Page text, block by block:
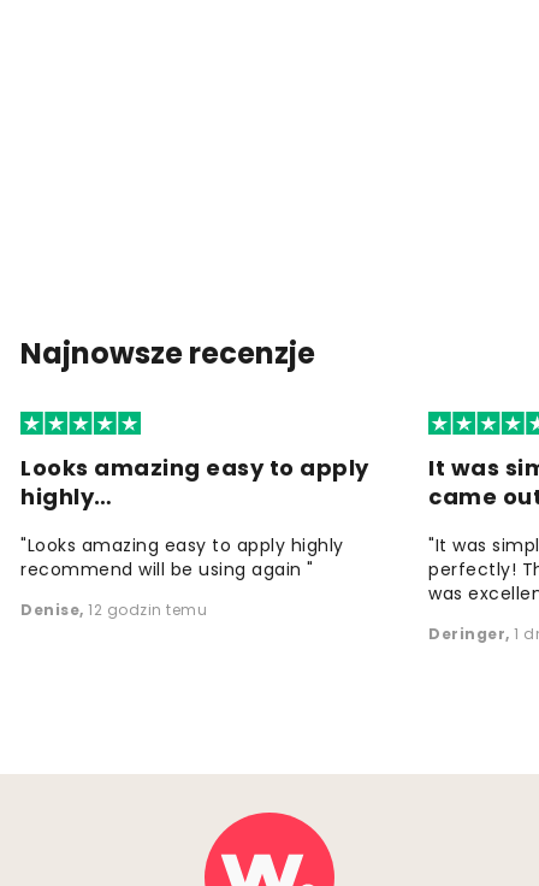
Najnowsze recenzje
Looks amazing easy to apply
highly…
"Looks amazing easy to apply highly
recommend will be using again "
Denise, 12 godzin temu
It was
came
"It was
perfectly!
was
Deringer, 1